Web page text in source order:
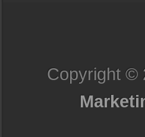
Copyright ©